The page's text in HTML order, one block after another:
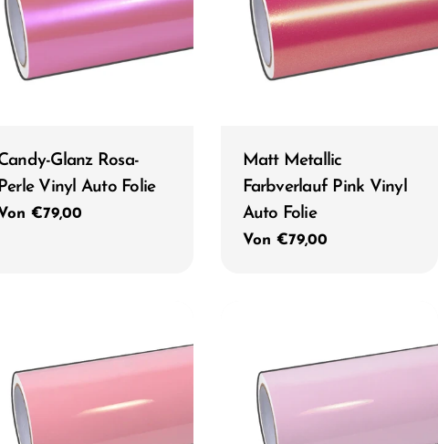
Glanz Rosa-
Perle Vinyl Auto Folie
€79,00
Typ:
Matt Metallic
Farbverlauf Pink Vinyl
Auto Folie
Regulärer
Von €79,00